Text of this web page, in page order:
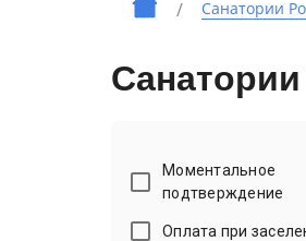
Санатории
Моментальное
подтверждение
Оплата при